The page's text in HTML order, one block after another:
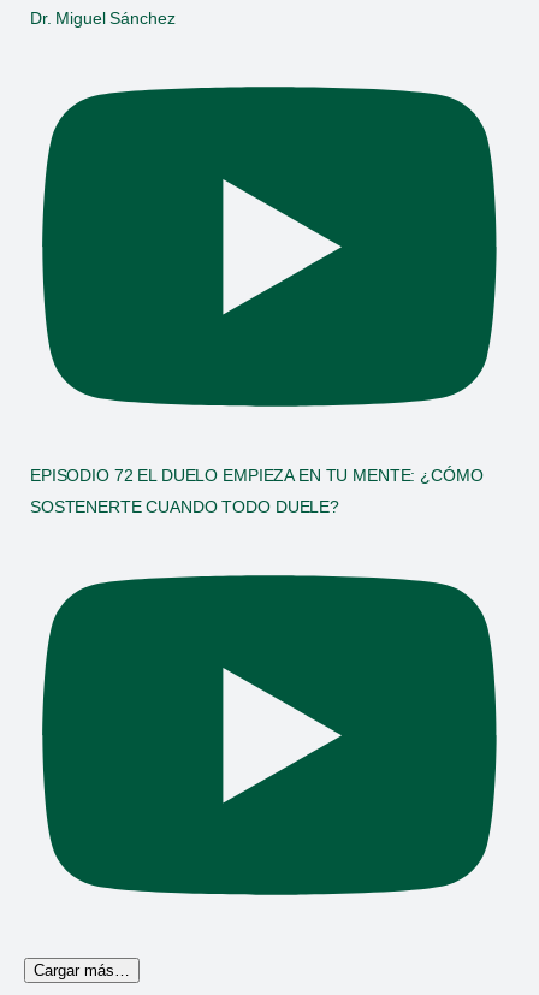
Dr. Miguel Sánchez
EPISODIO 72 EL DUELO EMPIEZA EN TU MENTE: ¿CÓMO
SOSTENERTE CUANDO TODO DUELE?
Cargar más…